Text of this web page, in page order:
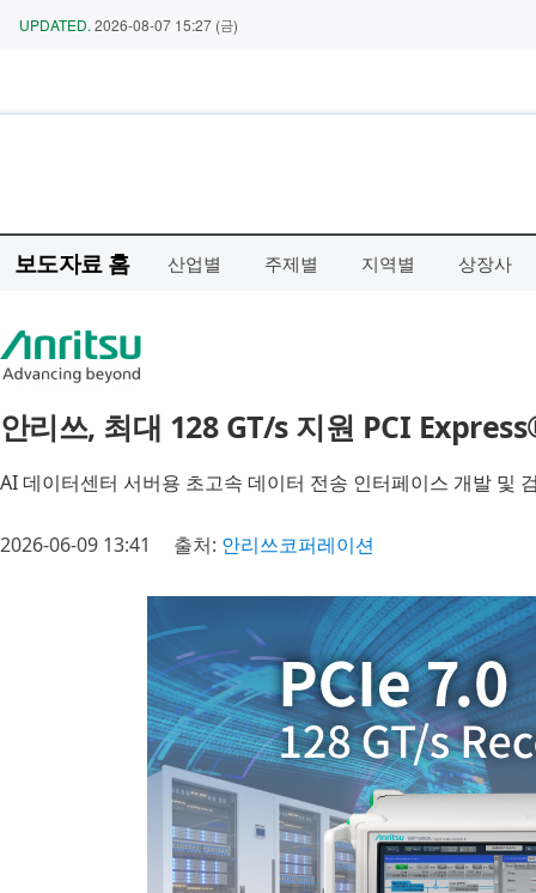
보도자료 홈 산업별 주제별 지역별 상장사
안리쓰, 최대 128 GT/s 지원 PCI
AI 데이터센터 서버용 초고속 데이터 전송 인터페이스 개발 및
2026-06-09 13:41 출처: 안리쓰코퍼레이션